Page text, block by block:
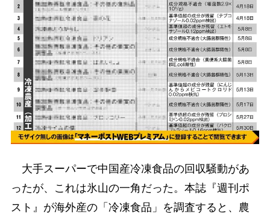
大手スーパーで中国産冷凍食品の回収騒動があ
ったが、これは氷山の一角だった。本誌『週刊ポ
スト』が海外産の「冷凍食品」を調査すると、農